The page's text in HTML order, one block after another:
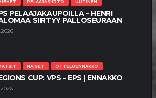
PELAAJASIIRTO UUTINEN
PELAAJAKAUPOILLA – HENRI
SIIRTYY PALLOSEURAAN
NAISET OTTELUENNAKKO
CUP: VPS – EPS | ENNAKKO